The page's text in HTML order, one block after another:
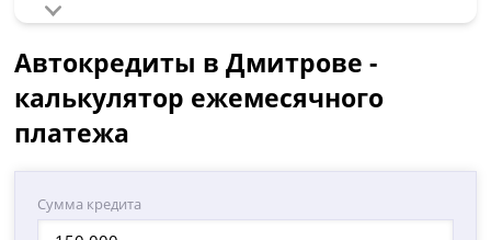
Автокредиты в Дмитрове -
калькулятор ежемесячного
платежа
Сумма кредита